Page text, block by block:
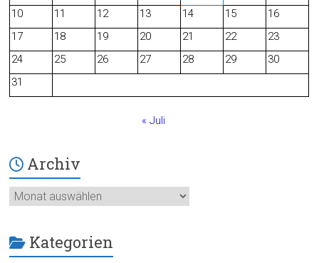
o
10
11 12 13 14 15
16
17
18 19 20 21 22
23
24
25 26 27 28 29
30
31
« Juli
Archiv
Archiv
Kategorien